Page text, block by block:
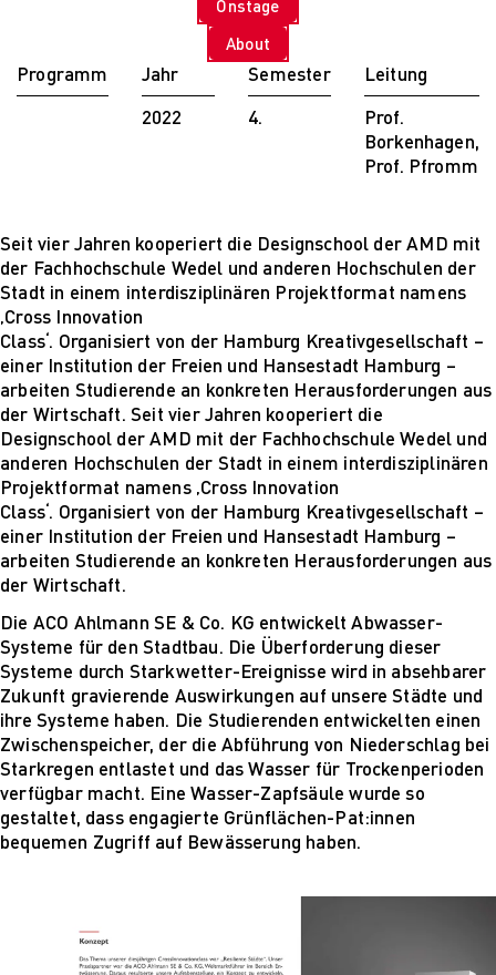
Creative
Management
Master Lecture
Fashion and Design
Studies
Vortragsreihe „Was
ist Design?
The Fabric of My
Life
Digital and Technical
Futures
Digital and
Technical Futures
2019 Künstliche
Intelligenz
Mehr nachhaltige
algorithmische
Innovation
The next wave of
tech
Sustainable Design
and Management
Sustainable Design
and Management
Utopie oder Realität
Ethische
Herausforderungen
der Digitalisierung
Lehrpersonal
Jobs
Onstage
About
Programm
Jahr
2022
Semester
4.
Leitung
Prof.
Borkenhagen,
Prof. Pfromm
Seit vier Jahren kooperiert die Designschool der AMD mit
der Fachhochschule Wedel und anderen Hochschulen der
Stadt in einem interdisziplinären Projektformat namens
‚Cross Innovation
Class‘. Organisiert von der Hamburg Kreativgesellschaft –
einer Institution der Freien und Hansestadt Hamburg –
arbeiten Studierende an konkreten Herausforderungen aus
der Wirtschaft. Seit vier Jahren kooperiert die
Designschool der AMD mit der Fachhochschule Wedel und
anderen Hochschulen der Stadt in einem interdisziplinären
Projektformat namens ‚Cross Innovation
Class‘. Organisiert von der Hamburg Kreativgesellschaft –
einer Institution der Freien und Hansestadt Hamburg –
arbeiten Studierende an konkreten Herausforderungen aus
der Wirtschaft.
Die ACO Ahlmann SE & Co. KG entwickelt Abwasser-
Systeme für den Stadtbau. Die Überforderung dieser
Systeme durch Starkwetter-Ereignisse wird in absehbarer
Zukunft gravierende Auswirkungen auf unsere Städte und
ihre Systeme haben. Die Studierenden entwickelten einen
Zwischenspeicher, der die Abführung von Niederschlag bei
Starkregen entlastet und das Wasser für Trockenperioden
verfügbar macht. Eine Wasser-Zapfsäule wurde so
gestaltet, dass engagierte Grünflächen-Pat:innen
bequemen Zugriff auf Bewässerung haben.